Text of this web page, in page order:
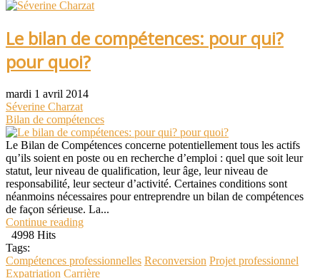
Le bilan de compétences: pour qui?
pour quoi?
mardi 1 avril 2014
Séverine Charzat
Bilan de compétences
Le Bilan de Compétences concerne potentiellement tous les actifs
qu’ils soient en poste ou en recherche d’emploi : quel que soit leur
statut, leur niveau de qualification, leur âge, leur niveau de
responsabilité, leur secteur d’activité. Certaines conditions sont
néanmoins nécessaires pour entreprendre un bilan de compétences
de façon sérieuse. La...
Continue reading
4998 Hits
Tags:
Compétences professionnelles Reconversion Projet professionnel
Expatriation Carrière